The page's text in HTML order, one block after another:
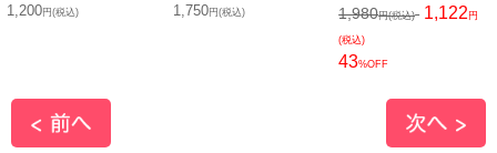
1,200円(税込)
1,750円(税込) 1,980円(税込) 1,122 円
(税込)
43%OFF